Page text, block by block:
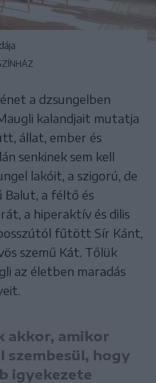
a dzsungelben
kalandjait mutatja
állat, ember és
senkinek sem kell
lakóit, a szigorú, de
Balut, a féltő és
a hiperaktív és dilis
fűtött Sír Kánt,
szemű Kát. Tőlük
az életben maradás
akkor, amikor
szembesül, hogy
igyekezete